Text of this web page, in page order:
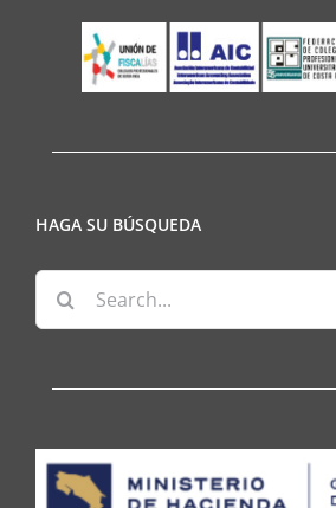
HAGA SU BÚSQUEDA
Search
for: